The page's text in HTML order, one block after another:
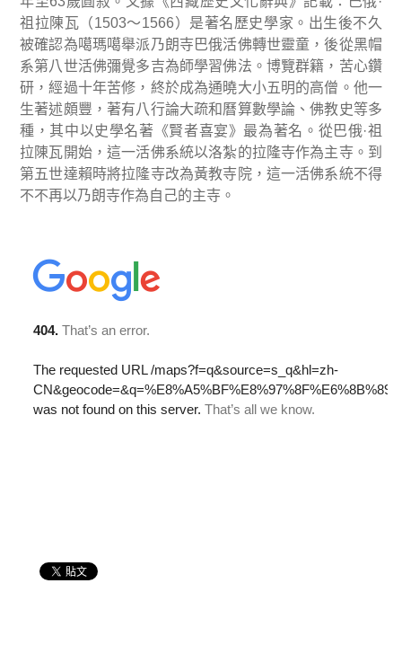
祖拉陳瓦（1503～1566）是著名歷史學家。出生後不久
被確認為噶瑪噶舉派乃朗寺巴俄活佛轉世靈童，後從黑帽
系第八世活佛彌覺多吉為師學習佛法。博覽群籍，苦心鑽
研，經過十年苦修，終於成為通曉大小五明的高僧。他一
生著述頗豐，著有八行論大疏和曆算數學論、佛教史等多
種，其中以史學名著《賢者喜宴》最為著名。從巴俄·祖
拉陳瓦開始，這一活佛系統以洛紮的拉隆寺作為主寺。到
第五世達賴時將拉隆寺改為黃教寺院，這一活佛系統不得
不不再以乃朗寺作為自己的主寺。